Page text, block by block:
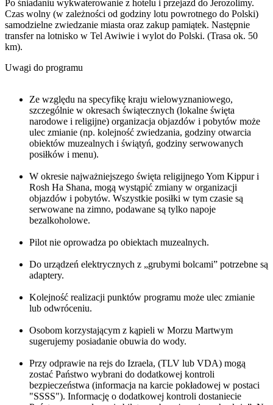
Po śniadaniu wykwaterowanie z hotelu i przejazd do Jerozolimy.
Czas wolny (w zależności od godziny lotu powrotnego do Polski)
samodzielne zwiedzanie miasta oraz zakup pamiątek. Następnie
transfer na lotnisko w Tel Awiwie i wylot do Polski. (Trasa ok. 50
km).
Uwagi do programu
Ze względu na specyfikę kraju wielowyznaniowego,
szczególnie w okresach świątecznych (lokalne święta
narodowe i religijne) organizacja objazdów i pobytów może
ulec zmianie (np. kolejność zwiedzania, godziny otwarcia
obiektów muzealnych i świątyń, godziny serwowanych
posiłków i menu).
W okresie najważniejszego święta religijnego Yom Kippur i
Rosh Ha Shana, mogą wystąpić zmiany w organizacji
objazdów i pobytów. Wszystkie posiłki w tym czasie są
serwowane na zimno, podawane są tylko napoje
bezalkoholowe.
Pilot nie oprowadza po obiektach muzealnych.
Do urządzeń elektrycznych z „grubymi bolcami” potrzebne są
adaptery.
Kolejność realizacji punktów programu może ulec zmianie
lub odwróceniu.
Osobom korzystającym z kąpieli w Morzu Martwym
sugerujemy posiadanie obuwia do wody.
Przy odprawie na rejs do Izraela, (TLV lub VDA) mogą
zostać Państwo wybrani do dodatkowej kontroli
bezpieczeństwa (informacja na karcie pokładowej w postaci
"SSSS"). Informację o dodatkowej kontroli dostaniecie